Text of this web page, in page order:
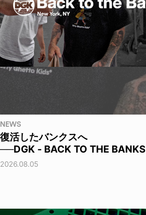
NEWS
復活したバンクスへ
──DGK - BACK TO THE BANKS
2026.08.05